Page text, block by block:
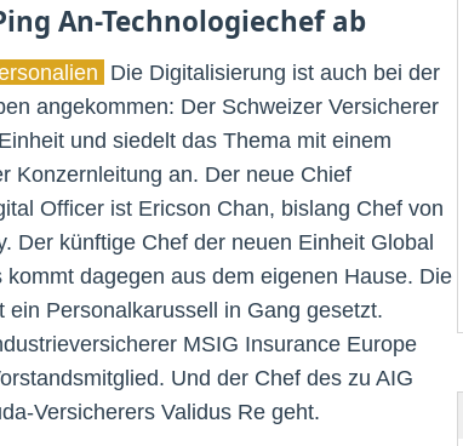
An-Technologiechef ab
Die Digitalisierung ist auch bei der
angekommen: Der Schweizer Versicherer
und siedelt das Thema mit einem
Konzernleitung an. Der neue Chief
Officer ist Ericson Chan, bislang Chef von
Der künftige Chef der neuen Einheit Global
kommt dagegen aus dem eigenen Hause. Die
ein Personalkarussell in Gang gesetzt.
MSIG Insurance Europe
Und der Chef des zu AIG
Versicherers Validus Re geht.